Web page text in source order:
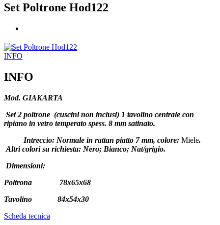
Set Poltrone Hod122
INFO
INFO
Mod. GIAKARTA
Set 2 poltrone (cuscini non inclusi) 1 tavolino centrale con
ripiano in vetro temperato spess. 8 mm satinato.
Intreccio: Normale in rattan piatto 7 mm, colore: Miele.
Altri colori su richiesta: Nero; Bianco; Nat/grigio.
Dimensioni:
Poltrona 78x65x68
Tavolino 84x54x30
Scheda tecnica